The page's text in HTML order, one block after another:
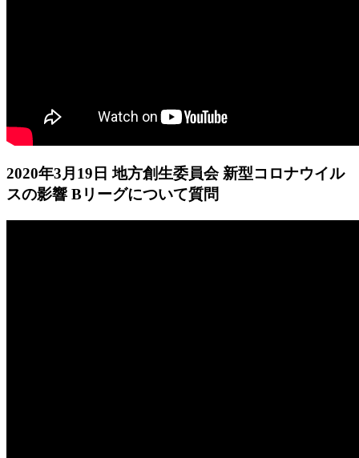
2020年3月19日 地方創生委員会 新型コロナウイル
スの影響 Bリーグについて質問